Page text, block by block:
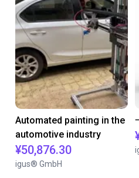
Automated painting in the
automotive industry
¥50,876.30
igus® GmbH